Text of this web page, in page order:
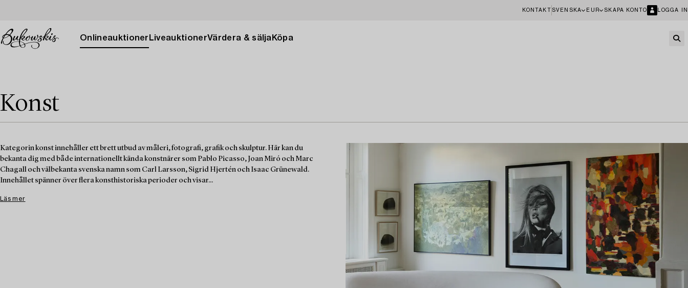
KONTAKT SVENSKA EUR SKAPA KONTO LOGGA IN
Onlineauktioner LiveauktionerVärdera & sälja Köpa
Konst
Kategorin konst innehåller ett brett utbud av måleri, fotografi, grafik och skulptur. Här kan du
bekanta dig med både internationellt kända konstnärer som Pablo Picasso, Joan Miró och Marc
Chagall och välbekanta svenska namn som Carl Larsson, Sigrid Hjertén och Isaac Grünewald.
Innehållet spänner över flera konsthistoriska perioder och visar...
Läs mer